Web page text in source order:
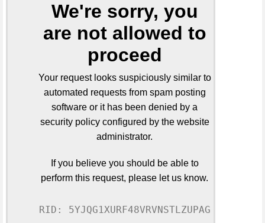
We're sorry, you
are not allowed to
proceed
Your request looks suspiciously similar to
automated requests from spam posting
software or it has been denied by a
security policy configured by the website
administrator.
If you believe you should be able to
perform this request, please let us know.
RID: 5YJQG1XURF48VRVNSTLZUPAG